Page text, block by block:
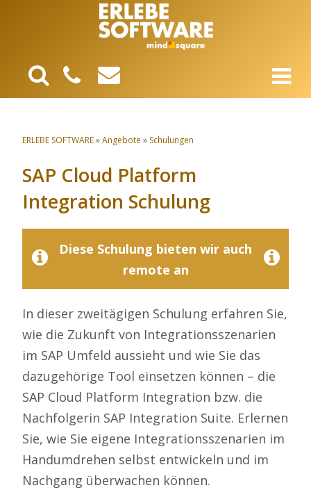
ERLEBE SOFTWARE»Angebote » Schulungen
SAP Cloud Platform
Integration Schulung
Diese Schulung bieten wir auch
remote an
In dieser zweitägigen Schulung erfahren Sie,
wie die Zukunft von Integrationsszenarien
im SAP Umfeld aussieht und wie Sie das
dazugehörige Tool einsetzen können – die
SAP Cloud Platform Integration bzw. die
Nachfolgerin SAP Integration Suite. Erlernen
Sie, wie Sie eigene Integrationsszenarien im
Handumdrehen selbst entwickeln und im
Nachgang überwachen können.